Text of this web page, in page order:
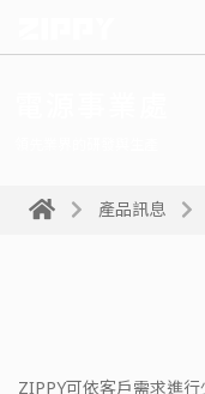
產品訊息
ZIPPY可依客戶需求進